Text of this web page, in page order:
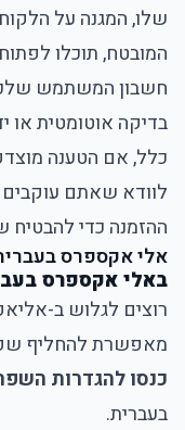
שלו, המגנה על
חשבון המשתמש
בדיקה אוטומטית או
כלל, אם הטענה
לוודא שאתם
ההזמנה כדי
אלי אקספרס
באלי אקספרס
רוצים לגלוש ב-
מאפשרת להחליף
כנסו להגדרות
בעברית.